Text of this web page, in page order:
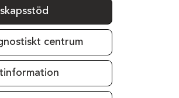
centrum